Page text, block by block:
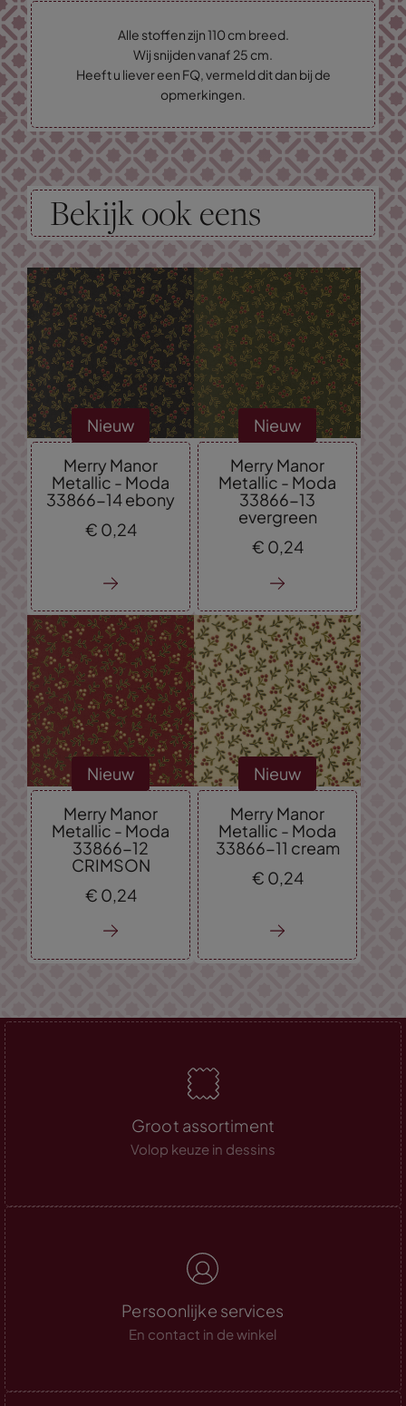
Alle stoffen zijn 110 cm breed.
Wij snijden vanaf 25 cm.
Heeft u liever een FQ, vermeld dit dan bij de
opmerkingen.
Bekijk ook eens
Nieuw
Merry Manor
Metallic - Moda
33866-14 ebony
€ 0,24
Nieuw
Merry Manor
Metallic - Moda
33866-13
evergreen
€ 0,24
Nieuw
Merry Manor
Metallic - Moda
33866-12
CRIMSON
€ 0, 24
Nieuw
Merry Manor
Metallic - Moda
33866-11 cream
€ 0, 24
Groot assortiment
Volop keuze in dessins
Persoonlijke services
En contact in de winkel